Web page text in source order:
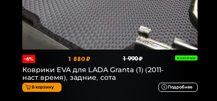
-6% 1 880 ₽ 1 990 ₽ В НАЛИЧИИ
Коврики EVA для LADA Granta (1) (2011-
наст.время), задние, сота
В корзину Подробнее